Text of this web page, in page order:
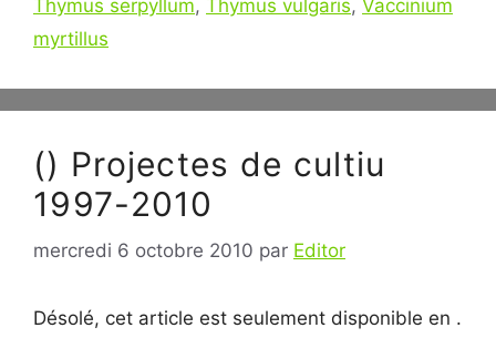
Thymus serpyllum, Thymus vulgaris, Vaccinium
myrtillus
() Projectes de cultiu
1997-2010
mercredi 6 octobre 2010 par Editor
Désolé, cet article est seulement disponible en .